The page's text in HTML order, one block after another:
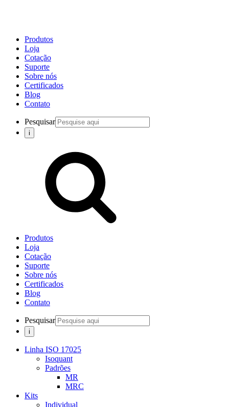
Produtos
Loja
Cotação
Suporte
Sobre nós
Certificados
Blog
Contato
Pesquisar
Produtos
Loja
Cotação
Suporte
Sobre nós
Certificados
Blog
Contato
Pesquisar
Linha ISO 17025
Isoquant
Padrões
MR
MRC
Kits
Individual